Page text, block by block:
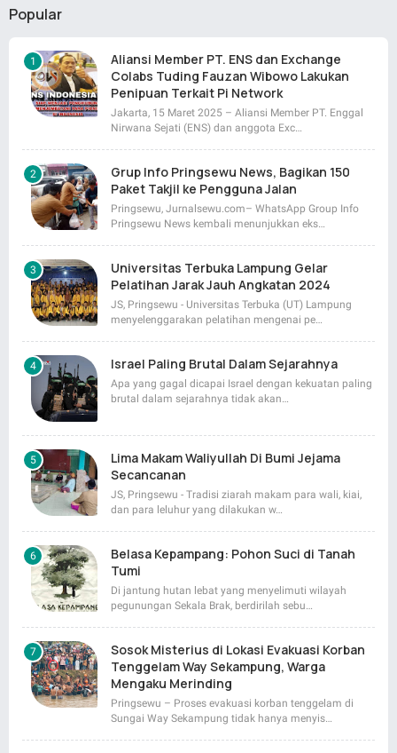
Popular
Aliansi Member PT. ENS dan Exchange
Colabs Tuding Fauzan Wibowo Lakukan
Penipuan Terkait Pi Network
Jakarta, 15 Maret 2025 – Aliansi Member PT. Enggal
Nirwana Sejati (ENS) dan anggota Exc…
Grup Info Pringsewu News, Bagikan 150
Paket Takjil ke Pengguna Jalan
Pringsewu, Jurnalsewu.com– WhatsApp Group Info
Pringsewu News kembali menunjukkan eks…
Universitas Terbuka Lampung Gelar
Pelatihan Jarak Jauh Angkatan 2024
JS, Pringsewu - Universitas Terbuka (UT) Lampung
menyelenggarakan pelatihan mengenai pe…
Israel Paling Brutal Dalam Sejarahnya
Apa yang gagal dicapai Israel dengan kekuatan paling
brutal dalam sejarahnya tidak akan…
Lima Makam Waliyullah Di Bumi Jejama
Secancanan
JS, Pringsewu - Tradisi ziarah makam para wali, kiai,
dan para leluhur yang dilakukan w…
Belasa Kepampang: Pohon Suci di Tanah
Tumi
Di jantung hutan lebat yang menyelimuti wilayah
pegunungan Sekala Brak, berdirilah sebu…
Sosok Misterius di Lokasi Evakuasi Korban
Tenggelam Way Sekampung, Warga
Mengaku Merinding
Pringsewu – Proses evakuasi korban tenggelam di
Sungai Way Sekampung tidak hanya menyis…